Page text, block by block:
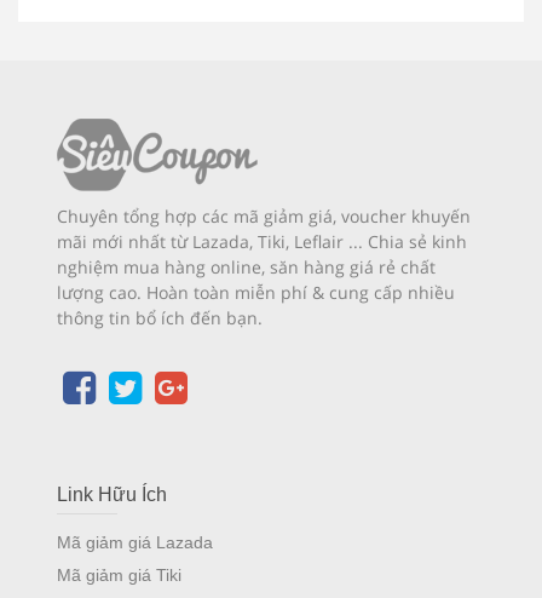
Chuyên tổng hợp các mã giảm giá, voucher khuyến
mãi mới nhất từ Lazada, Tiki, Leflair ... Chia sẻ kinh
nghiệm mua hàng online, săn hàng giá rẻ chất
lượng cao. Hoàn toàn miễn phí & cung cấp nhiều
thông tin bổ ích đến bạn.
Link Hữu Ích
Mã giảm giá Lazada
Mã giảm giá Tiki